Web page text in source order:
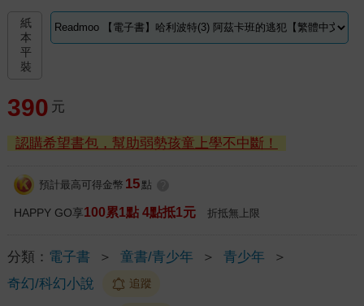
紙
本
平
裝
390 元
認購希望書包，幫助弱勢孩童上學不中斷！
預計最高可得金幣 15 點
HAPPY GO享100累1點 4點抵1元 折抵無上限
分類： 電子書 ＞ 童書/青少年 ＞ 青少年
＞
奇幻/科幻小說
追蹤